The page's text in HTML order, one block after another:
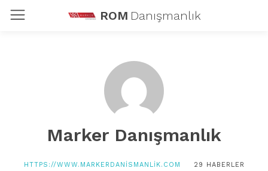
ROM Danışmanlık
Marker Danışmanlık
HTTPS://WWW.MARKERDANISMANLIK.COM 29 HABERLER